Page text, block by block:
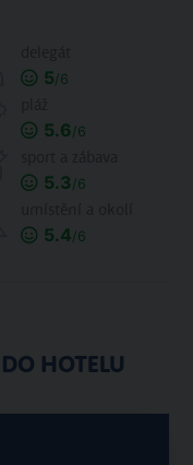
5/6
5.6/6
5.3/6
5.4/6
HOTELU